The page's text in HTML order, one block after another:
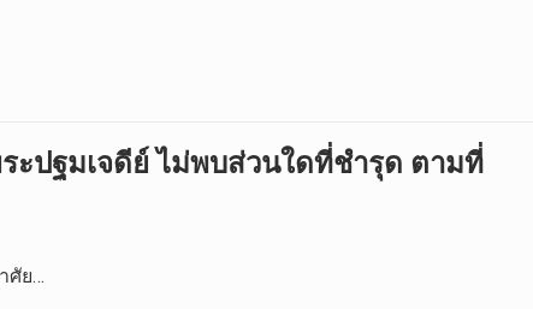
ะปฐมเจดีย์ ไม่พบส่วนใดที่ชำรุด ตามที่
ศัย…